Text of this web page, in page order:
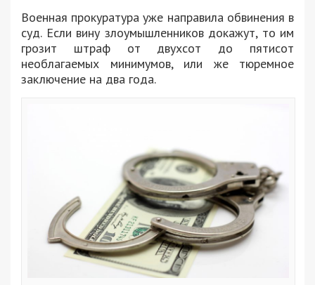
Военная прокуратура уже направила обвинения в
суд. Если вину злоумышленников докажут, то им
грозит штраф от двухсот до пятисот
необлагаемых минимумов, или же тюремное
заключение на два года.